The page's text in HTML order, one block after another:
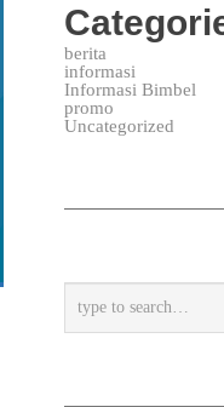
berita
informasi
Informasi Bimbel
promo
Uncategorized